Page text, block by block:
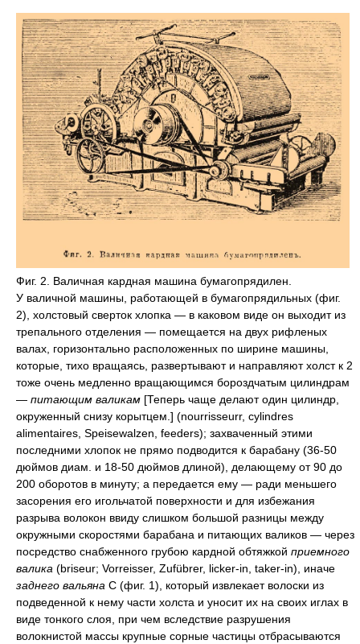
Фиг. 2. Валичная кардная машина бумагопрядилен.
У валичной машины, работающей в бумагопрядильных (фиг.
2), холстовый сверток хлопка — в каковом виде он выходит из
трепального отделения — помещается на двух рифленых
валах, горизонтально расположенных по ширине машины,
которые, тихо вращаясь, развертывают и направляют холст к 2
тоже очень медленно вращающимся бороздчатым цилиндрам
— питающим валикам [Теперь чаще делают один цилиндр,
окруженный снизу корытцем.] (nourrisseurr, cylindres
alimentaires, Speisewalzen, feeders); захваченный этими
последними хлопок не прямо подводится к барабану (36-50
дюймов диам. и 18-50 дюймов длиной), делающему от 90 до
200 оборотов в минуту; а передается ему — ради меньшего
засорения его игольчатой поверхности и для избежания
разрыва волокон ввиду слишком большой разницы между
окружными скоростями барабана и питающих валиков — через
посредство снабженного грубою кардной обтяжкой приемного
валика (briseur; Vorreisser, Zufübrer, licker-in, taker-in), иначе
заднего вальяна С (фиг. 1), который извлекает волоски из
подведенной к нему части холста и уносит их на своих иглах в
виде тонкого слоя, при чем вследствие разрушения
волокнистой массы крупные сорные частицы отбрасываются